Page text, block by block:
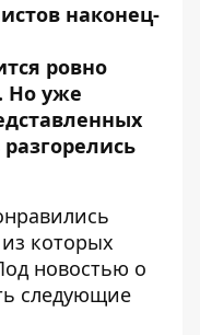
наконец-
ровно
Но уже
которых
новостью о
следующие